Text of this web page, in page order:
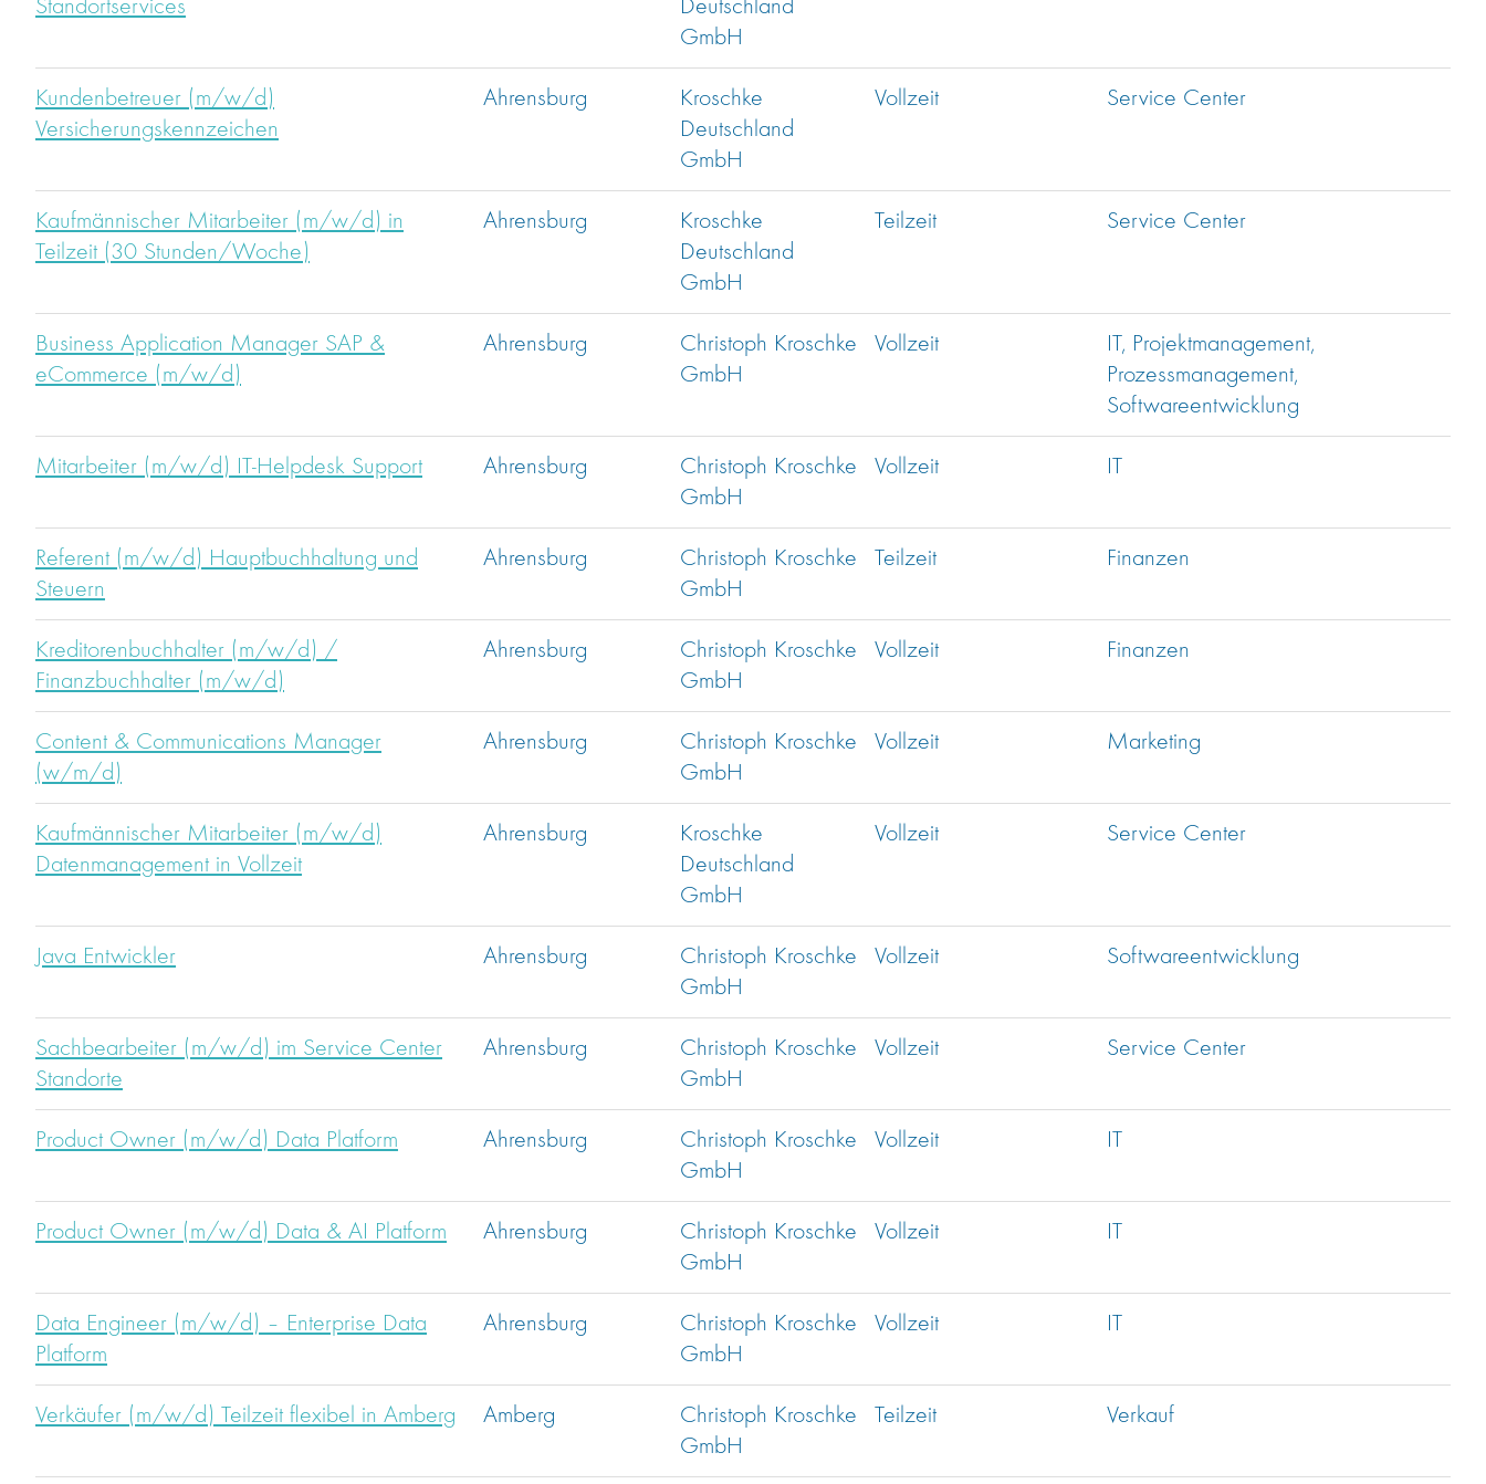
Standortservices
Deutschland
GmbH
Kundenbetreuer (m/w/d)
Versicherungskennzeichen
Ahrensburg
Kroschke
Deutschland
GmbH
Vollzeit Service Center
Kaufmännischer Mitarbeiter (m/w/d) in
Teilzeit (30 Stunden/Woche)
Ahrensburg
Kroschke
Deutschland
GmbH
Teilzeit Service Center
Business Application Manager SAP &
eCommerce (m/w/d)
Ahrensburg
Christoph Kroschke
GmbH
Vollzeit
IT, Projektmanagement,
Prozessmanagement,
Softwareentwicklung
Mitarbeiter (m/w/d) IT-Helpdesk Support Ahrensburg
Christoph Kroschke
GmbH
Vollzeit IT
Referent (m/w/d) Hauptbuchhaltung und
Steuern
Ahrensburg
Christoph Kroschke
GmbH
Teilzeit Finanzen
Kreditorenbuchhalter (m/w/d) /
Finanzbuchhalter (m/w/d)
Ahrensburg
Christoph Kroschke
GmbH
Vollzeit Finanzen
Content & Communications Manager
(w/m/d)
Ahrensburg
Christoph Kroschke
GmbH
Vollzeit Marketing
Kaufmännischer Mitarbeiter (m/w/d)
Datenmanagement in Vollzeit
Ahrensburg
Kroschke
Deutschland
GmbH
Vollzeit Service Center
Java Entwickler Ahrensburg
Christoph Kroschke
GmbH
Vollzeit Softwareentwicklung
Sachbearbeiter (m/w/d) im Service Center
Standorte
Ahrensburg
Christoph Kroschke
GmbH
Vollzeit Service Center
Product Owner (m/w/d) Data Platform Ahrensburg
Christoph Kroschke
GmbH
Vollzeit IT
Product Owner (m/w/d) Data & AI Platform Ahrensburg
Christoph Kroschke
GmbH
Vollzeit IT
Data Engineer (m/w/d) – Enterprise Data
Platform
Ahrensburg
Christoph Kroschke
GmbH
Vollzeit IT
Verkäufer (m/w/d) Teilzeit flexibel in Amberg Amberg
Christoph Kroschke
GmbH
Teilzeit Verkauf